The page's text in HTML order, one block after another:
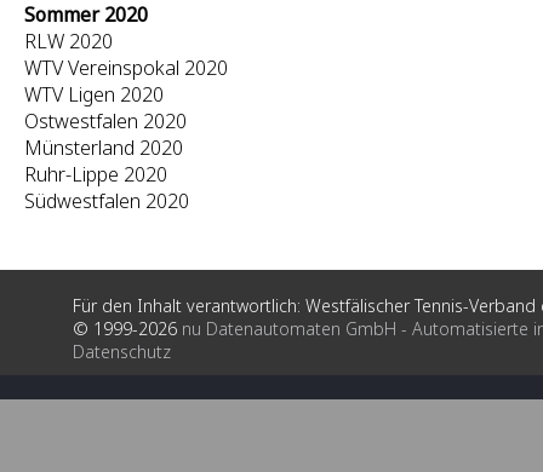
Sommer 2020
RLW 2020
WTV Vereinspokal 2020
WTV Ligen 2020
Ostwestfalen 2020
Münsterland 2020
Ruhr-Lippe 2020
Südwestfalen 2020
Für den Inhalt verantwortlich: Westfälischer Tennis-Verband
© 1999-2026 nu Datenautomaten GmbH - Automatisierte
Datenschutz